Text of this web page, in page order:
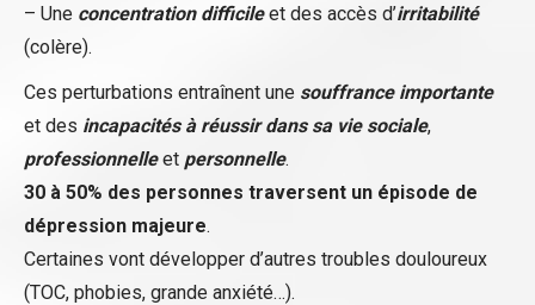
– Une concentration difficileet des accès d’irritabilité
(colère).
Ces perturbations entraînent une souffrance importante
et des incapacités à réussir dans sa vie sociale,
professionnelleet personnelle.
30 à 50% des personnes traversent un épisode de
dépression majeure.
Certaines vont développer d’autres troubles douloureux
(TOC, phobies, grande anxiété…).